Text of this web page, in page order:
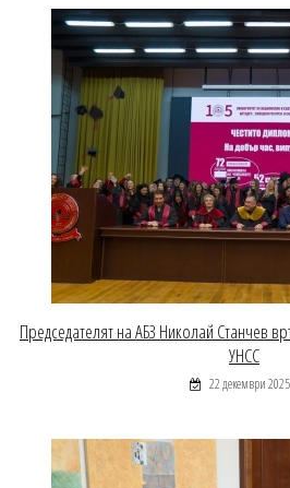
Председателят на АБЗ Николай Станчев
УНСС
22 декември 2025